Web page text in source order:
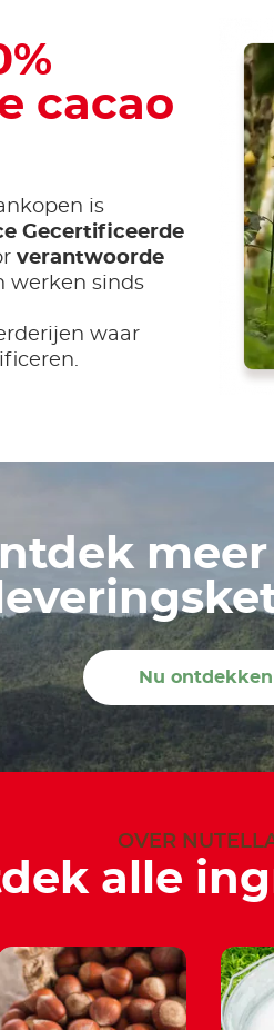
cacao
is
Gecertificeerde
verantwoorde
werken sinds
waar
meer
Nu ontdekken
OVER
alle